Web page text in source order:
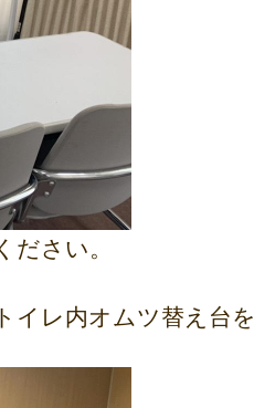
さい。
イレ内オムツ替え台を